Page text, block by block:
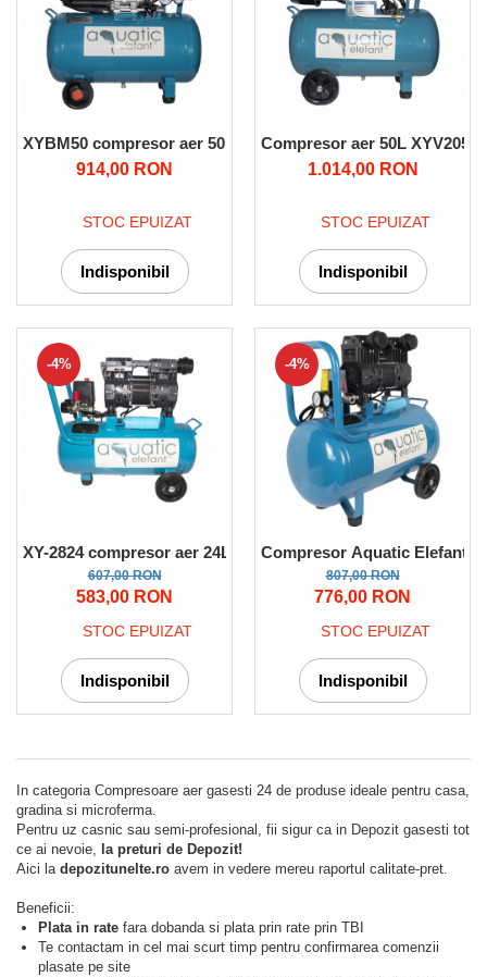
XYBM50 compresor aer 50L
914,00 RON
STOC EPUIZAT
Indisponibil
Compresor aer 50L XYV2050
1.014,00 RON
STOC EPUIZAT
Indisponibil
-4%
XY-2824 compresor aer 24L
607,00 RON
583,00 RON
STOC EPUIZAT
Indisponibil
-4%
Compresor Aquatic Elefant
807,00 RON
776,00 RON
STOC EPUIZAT
Indisponibil
In categoria Compresoare aer gasesti 24 de produse ideale pentru casa,
gradina si microferma.
Pentru uz casnic sau semi-profesional, fii sigur ca in Depozit gasesti tot
ce ai nevoie, la preturi de Depozit!
Aici la depozitunelte.ro avem in vedere mereu raportul calitate-pret.
Beneficii:
Plata in rate fara dobanda si plata prin rate prin TBI
Te contactam in cel mai scurt timp pentru confirmarea comenzii
plasate pe site